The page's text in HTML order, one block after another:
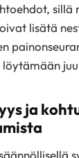
sillä
lisätä
ja